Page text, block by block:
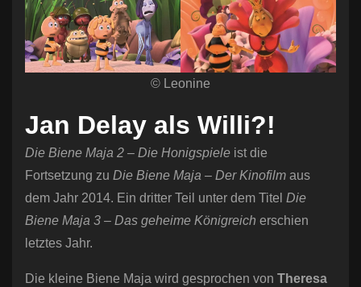
© Leonine
Jan Delay als Willi?!
Die Biene Maja 2 – Die Honigspiele ist die
Fortsetzung zu Die Biene Maja – Der Kinofilm aus
dem Jahr 2014. Ein dritter Teil unter dem Titel Die
Biene Maja 3 – Das geheime Königreich erschien
letztes Jahr.
Die kleine Biene Maja wird gesprochen von Theresa